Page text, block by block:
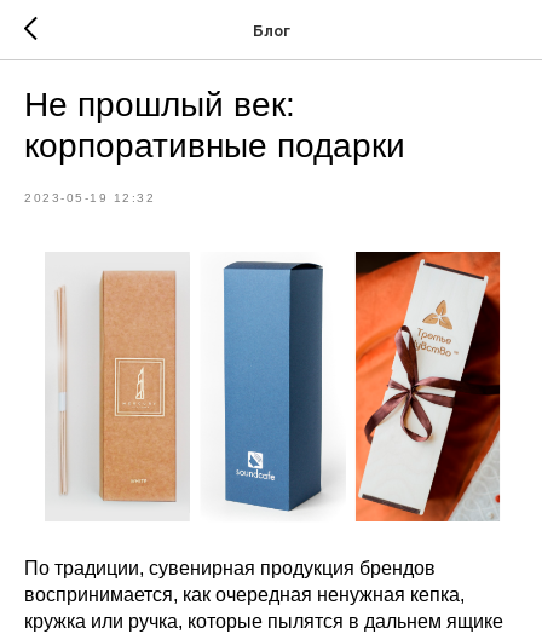
Блог
Не прошлый век:
корпоративные подарки
2023-05-19 12:32
По традиции, сувенирная продукция брендов
воспринимается, как очередная ненужная кепка,
кружка или ручка, которые пылятся в дальнем ящике